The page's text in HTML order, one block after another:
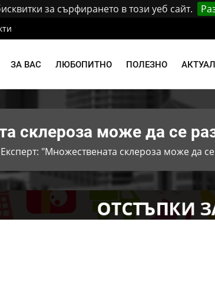
за сърфирането в този уеб сайт.
ЗА ВАС ЛЮБОПИТНО ПОЛЕЗНО
склероза може да се
Експерт: "Множествената склероза може да